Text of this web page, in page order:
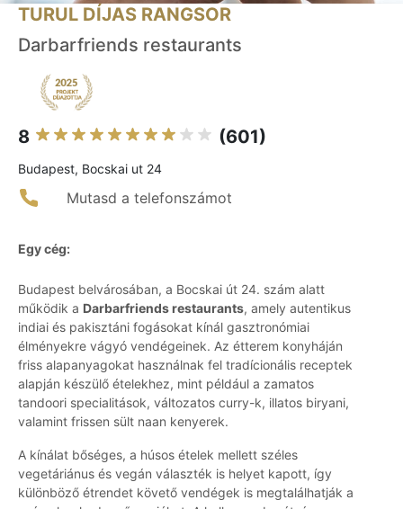
TURUL DÍJAS RANGSOR
Darbarfriends restaurants
8 (601)
Budapest, Bocskai ut 24
Mutasd a telefonszámot
Egy cég:
Budapest belvárosában, a Bocskai út 24. szám alatt
működik a Darbarfriends restaurants, amely autentikus
indiai és pakisztáni fogásokat kínál gasztronómiai
élményekre vágyó vendégeinek. Az étterem konyháján
friss alapanyagokat használnak fel tradícionális receptek
alapján készülő ételekhez, mint például a zamatos
tandoori specialitások, változatos curry-k, illatos biryani,
valamint frissen sült naan kenyerek.
A kínálat bőséges, a húsos ételek mellett széles
vegetáriánus és vegán választék is helyet kapott, így
különböző étrendet követő vendégek is megtalálhatják a